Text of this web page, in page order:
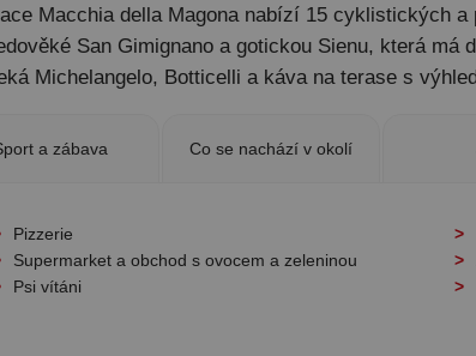
Macchia della Magona nabízí 15 cyklistických
San Gimignano a gotickou Sienu, která má
Michelangelo, Botticelli a káva na terase s
a zábava Co se nachází v okolí
Pizzerie
Supermarket a obchod s ovocem a zeleninou
Psi vítáni